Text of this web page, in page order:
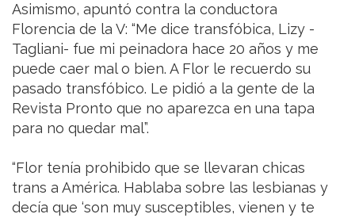
Asimismo, apuntó contra la conductora
Florencia de la V: “Me dice transfóbica, Lizy -
Tagliani- fue mi peinadora hace 20 años y me
puede caer mal o bien. A Flor le recuerdo su
pasado transfóbico. Le pidió a la gente de la
Revista Pronto que no aparezca en una tapa
para no quedar mal”.
“Flor tenía prohibido que se llevaran chicas
trans a América. Hablaba sobre las lesbianas y
decía que ‘son muy susceptibles, vienen y te